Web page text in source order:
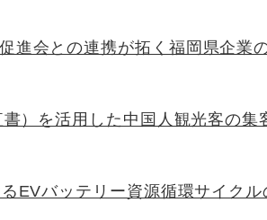
会との連携が拓く福岡県企業
）を活用した中国人観光客の集
EVバッテリー資源循環サイクル